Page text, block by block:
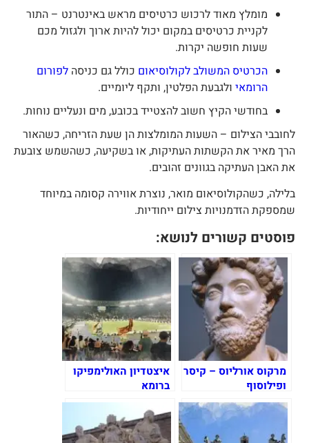
מומלץ מאוד לרכוש כרטיסים מראש באינטרנט – התור
לקניית כרטיסים במקום יכול להיות ארוך ולגזול מכם
שעות חופשה יקרות.
הכרטיס המשולב לקולוסיאוםכולל גם כניסהלפורום
הרומאיולגבעת הפלטין, ותקף ליומיים.
בחודשי הקיץ חשוב להצטייד בכובע, מים ונעליים נוחות.
הצילום – השעות המומלצות הן שעת הזריחה, כשהאור
מאיר את הקשתות העתיקות, או בשקיעה, כשהשמש צובעת
האבן העתיקה בגוונים זהובים.
כשהקולוסיאום מואר, נוצרת אווירה קסומה במיוחד
הזדמנויות צילום ייחודיות.
קשורים לנושא:
מרקוס אורליוס – קיסר
ופילוסוף
איצטדיון האולימפיקו
ברומא